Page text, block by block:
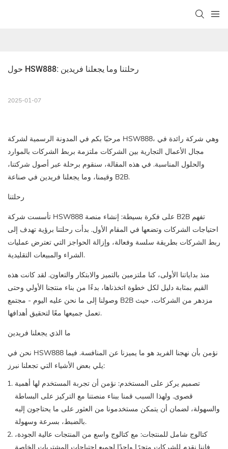
حول HSW888: رحلتنا وما يجعلنا فريدين
2025-01-07
مرحبًا بكم في المدونة الرسمية لشركة HSW888، وهي شركة رائدة في
مجال الأعمال التجارية بين الشركات ملتزمة بربط الشركات بالموارد
والحلول المناسبة. في هذه المقالة، سنقوم برحلة عبر أصول شركتنا،
وقيمنا، وما يجعلنا فريدين في صناعة B2B.
رحلتنا
تأسست شركة HSW888 على فكرة بسيطة: إنشاء منصة B2B تفهم
احتياجات الشركات وتضعها في المقام الأول. بدأت رحلتنا برؤية تهدف إلى
ربط الشركات بطريقة سلسة وفعالة، وإزالة الحواجز التي تعترض عمليات
الشراء والمبيعات التقليدية.
منذ بداياتنا الأولى، كنا ملتزمين بالتميز والابتكار والتعاون. لقد كانت هذه
القيم بمثابة دليل لكل خطوة اتخذناها، بدءًا من بناء منتجنا الأولي وحتى
وصولنا إلى ما نحن عليه اليوم - مجتمع B2B مزدهر من الشركات، حيث
تعمل جميعها معًا لتحقيق أهدافها.
ما الذي يجعلنا فريدين
نحن في HSW888 نؤمن بأن نهجنا الفريد هو ما يميزنا عن المنافسة. فيما
يلي بعض الأشياء التي تجعلنا نبرز:
تصميم يركز على المستخدم: نؤمن أن تجربة المستخدم لها أهمية
قصوى. ولهذا السبب قمنا ببناء منصتنا مع التركيز على البساطة
والسهولة، لضمان أن يتمكن مستخدمونا من العثور على ما يحتاجون إليه
بالضبط، بسرعة وسهولة.
كتالوج شامل للمنتجات: مع كتالوج واسع من المنتجات عالية الجودة،